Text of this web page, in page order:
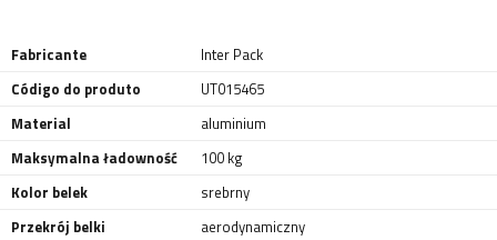
Fabricante
Inter Pack
Código do produto
UT015465
Material
aluminium
Maksymalna ładowność
100 kg
Kolor belek
srebrny
Przekrój belki
aerodynamiczny